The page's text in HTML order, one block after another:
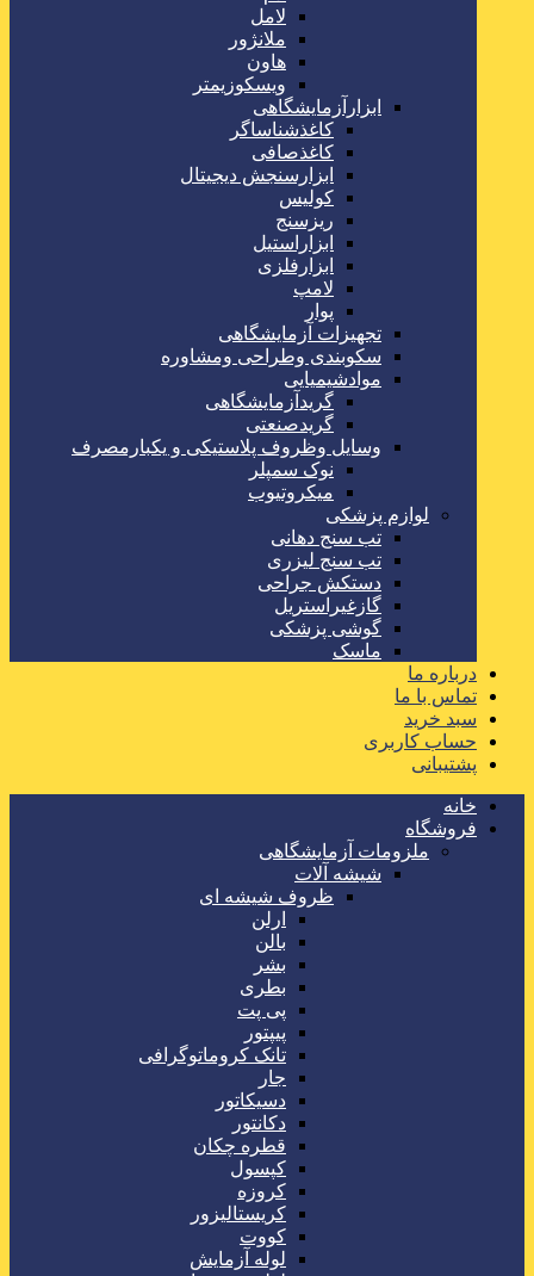
لامل
ملانژور
هاون
ویسکوزیمتر
ابزارآزمایشگاهی
کاغذشناساگر
کاغذصافی
ابزارسنجش دیجیتال
کولیس
ریزسنج
ابزاراستیل
ابزارفلزی
لامپ
پوار
تجهیزات آزمایشگاهی
سکوبندی وطراحی ومشاوره
موادشیمیایی
گریدآزمایشگاهی
گریدصنعتی
وسایل وظروف پلاستیکی و یکبارمصرف
نوک سمپلر
میکروتیوب
لوازم پزشکی
تب سنج دهانی
تب سنج لیزری
دستکش جراحی
گازغیراستریل
گوشی پزشکی
ماسک
درباره ما
تماس با ما
سبد خرید
حساب کاربری
پشتیبانی
خانه
فروشگاه
ملزومات آزمایشگاهی
شیشه آلات
ظروف شیشه ای
ارلن
بالن
بشر
بطری
پی پت
پیپتور
تانک کروماتوگرافی
جار
دسیکاتور
دکانتور
قطره چکان
کپسول
کروزه
کریستالیزور
کووت
لوله آزمایش